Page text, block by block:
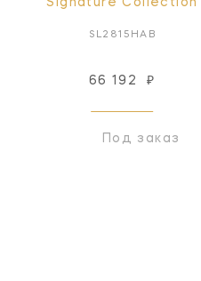
SL2815HAB
66 192 ₽
Под заказ